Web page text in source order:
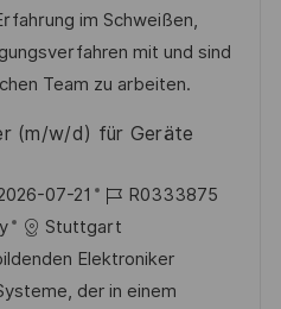
dim Schweißen,
mit und sind
Team zu arbeiten.
(m/w/d) für Geräte
07-21
J
o
b
I
R0333875
Stuttgart
Elektroniker
der in einem